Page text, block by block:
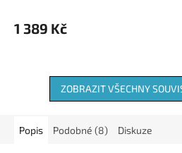
1 389 Kč
ZOBRAZIT VŠECHNY
Popis Podobné (8) Diskuze